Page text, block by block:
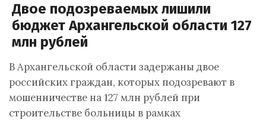
Двое подозреваемых лишили
бюджет Архангельской области 127
млн рублей
В Архангельской области задержаны двое
российских граждан, которых подозревают в
мошенничестве на 127 млн рублей при
строительстве больницы в рамках